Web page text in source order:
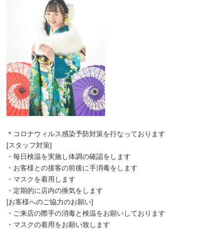
＊コロナウィルス感染予防対策を行なっております
[スタッフ対策]
・毎日検温を実施し体調の確認をします
・お客様との接客の前後に手消毒をします
・マスクを着用します
・定期的に店内の換気をします
[お客様へのご協力のお願い]
・ご来店の際手の消毒と検温をお願いしております
・マスクの着用をお願い致します